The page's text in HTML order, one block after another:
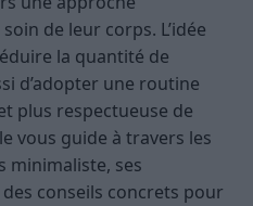
de leur corps. L’idée
la quantité de
d’adopter une routine
plus respectueuse de
vous guide à travers les
minimaliste, ses
conseils concrets pour